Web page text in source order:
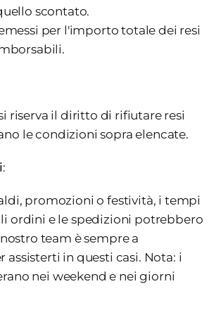
scontato.
per l'importo totale dei resi
riserva il diritto di rifiutare resi
le condizioni sopra elencate.
:
promozioni o festività, i tempi
ordini e le spedizioni potrebbero
team è sempre a
assisterti in questi casi. Nota: i
nei weekend e nei giorni